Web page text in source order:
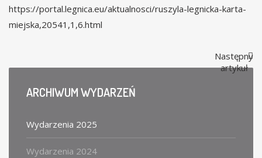
https://portal.legnica.eu/aktualnosci/ruszyla-legnicka-karta-
miejska,20541,1,6.html
Następny
artykuł
ARCHIWUMWYDARZEŃ
Wydarzenia 2025
Wydarzenia 2024